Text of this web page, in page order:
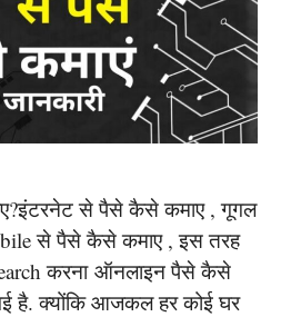
से पैसे कैसे कमाए , गूगल
से पैसे कैसे कमाए , इस तरह
करना ऑनलाइन पैसे कैसे
है. क्योंकि आजकल हर कोई घर